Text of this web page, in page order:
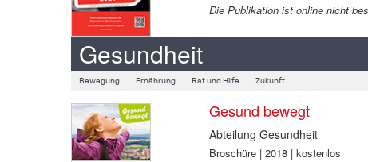
Die Publikation ist online nicht
Gesundheit
Bewegung Ernährung Rat und Hilfe Zukunft
Gesund bewegt
Abteilung Gesundheit
Broschüre | 2018 | kostenlos